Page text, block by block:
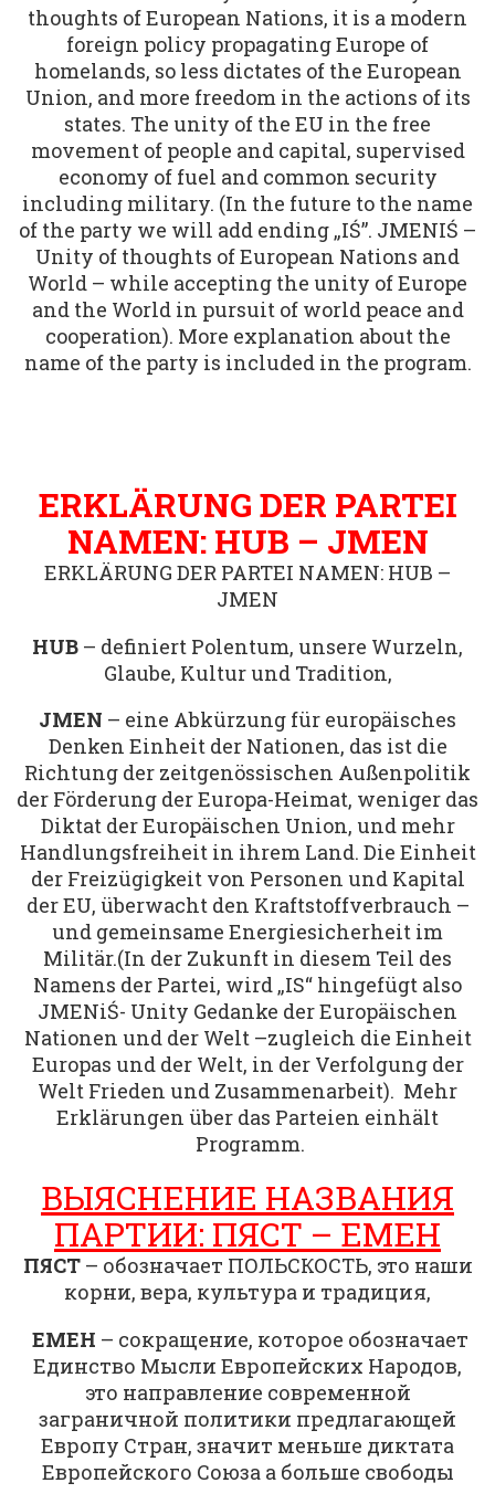
thoughts of European Nations, it is a modern
foreign policy propagating Europe of
homelands, so less dictates of the European
Union, and more freedom in the actions of its
states. The unity of the EU in the free
movement of people and capital, supervised
economy of fuel and common security
including military. (In the future to the name
of the party we will add ending „IŚ”. JMENIŚ –
Unity of thoughts of European Nations and
World – while accepting the unity of Europe
and the World in pursuit of world peace and
cooperation). More explanation about the
name of the party is included in the program.
ERKLÄRUNG DER PARTEI
NAMEN: HUB – JMEN
ERKLÄRUNG DER PARTEI NAMEN: HUB –
JMEN
HUB – definiert Polentum, unsere Wurzeln,
Glaube, Kultur und Tradition,
JMEN – eine Abkürzung für europäisches
Denken Einheit der Nationen, das ist die
Richtung der zeitgenössischen Außenpolitik
der Förderung der Europa-Heimat, weniger das
Diktat der Europäischen Union, und mehr
Handlungsfreiheit in ihrem Land. Die Einheit
der Freizügigkeit von Personen und Kapital
der EU, überwacht den Kraftstoffverbrauch –
und gemeinsame Energiesicherheit im
Militär.(In der Zukunft in diesem Teil des
Namens der Partei, wird „IS“ hingefügt also
JMENiŚ- Unity Gedanke der Europäischen
Nationen und der Welt –zugleich die Einheit
Europas und der Welt, in der Verfolgung der
Welt Frieden und Zusammenarbeit). Mehr
Erklärungen über das Parteien einhält
Programm.
ВЫЯСНЕНИЕ НАЗВАНИЯ
ПАРТИИ: ПЯСТ – ЕМЕН
ПЯСТ– обозначает ПОЛЬСКОСТЬ, это наши
корни, вера, культура и традиция,
ЕМЕН – сокращение, которое обозначает
Единство Мысли Европейских Народов,
это направление современной
заграничной политики предлагающей
Европу Стран, значит меньше диктата
Европейского Союза а больше свободы